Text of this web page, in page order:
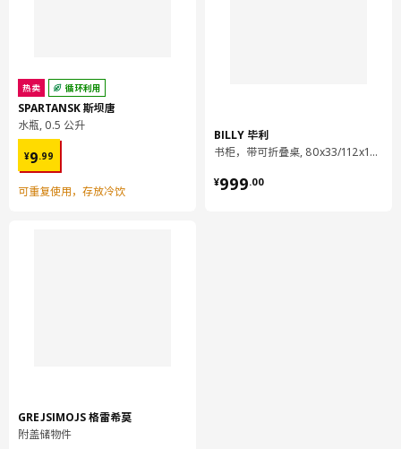
热卖 循环利用
SPARTANSK 斯坝唐
水瓶, 0.5 公升
¥9.99
¥ 9.99
可重复使用，存放冷饮
GREJSIMOJS 格雷希莫
附盖储物件
BILLY 毕利
书柜，带可折叠桌, 80x33/112x106 厘米
¥999.00
¥ 999.00